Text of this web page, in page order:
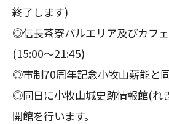
終了します)
◎信長茶寮バルエリア及びカフ
(15:00～21:45)
◎市制70周年記念小牧山薪能と同
◎同日に小牧山城史跡情報館(れ
開館を行います。